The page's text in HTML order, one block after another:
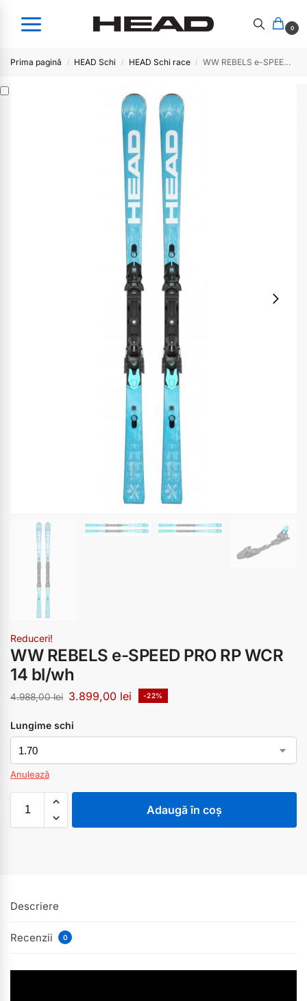
0
Prima pagină / HEAD Schi / HEAD Schi race / WW REBELS e-SPEED PRO RP WCR 14 bl/wh
Reduceri!
WW REBELS e-SPEED PRO RP WCR
14 bl/wh
4.988,00lei 3.899,00 lei -22%
Lungime schi
Anulează
Adaugă în coș
Descriere
Recenzii 0